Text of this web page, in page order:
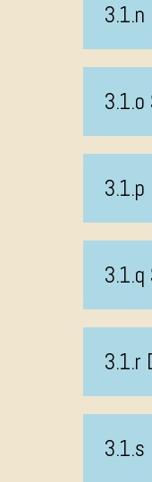
3.1.n
3.1.o
3.1.p
3.1.q
3.1.r
3.1.s